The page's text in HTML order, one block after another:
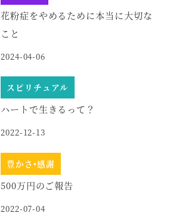
花粉症をやめるために本当に大切な
こと
2024-04-06
スピリチュアル
ハートで生きるって？
2022-12-13
豊かさ•感謝
500万円のご報告
2022-07-04